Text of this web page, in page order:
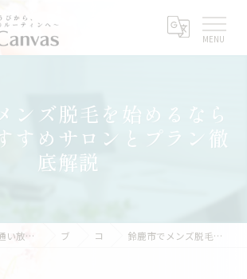
ンズ脱毛を始めるなら
すめサロンとプラン徹
底解説
エステも脱毛も通い放題｜サブスクエステなら三重県亀山市のClear Canvas ブログ コラム 鈴鹿市でメンズ脱毛を始めるならここ！おすすめサロンとプラン徹底解説